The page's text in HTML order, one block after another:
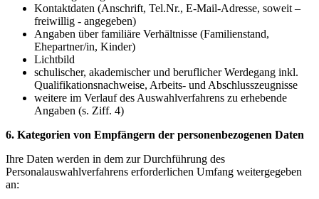
Kontaktdaten (Anschrift, Tel.Nr., E-Mail-Adresse, soweit –
freiwillig - angegeben)
Angaben über familiäre Verhältnisse (Familienstand,
Ehepartner/in, Kinder)
Lichtbild
schulischer, akademischer und beruflicher Werdegang inkl.
Qualifikationsnachweise, Arbeits- und Abschlusszeugnisse
weitere im Verlauf des Auswahlverfahrens zu erhebende
Angaben (s. Ziff. 4)
6. Kategorien von Empfängern der personenbezogenen Daten
Ihre Daten werden in dem zur Durchführung des
Personalauswahlverfahrens erforderlichen Umfang weitergegeben
an: